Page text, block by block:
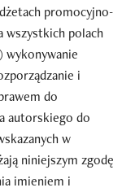
promocyjno-
wszystkich polach
wykonywanie
i
do
autorskiego do
w
niniejszym zgodę
imieniem i